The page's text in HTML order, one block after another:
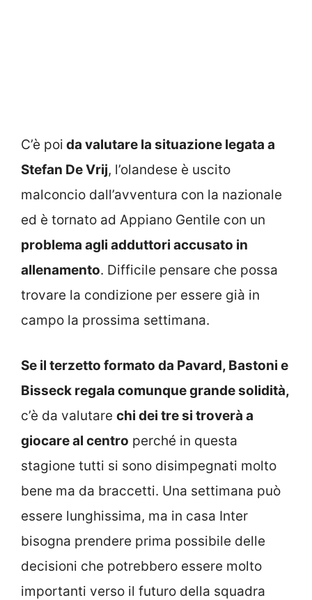
C’è poi da valutare la situazione legata a
Stefan De Vrij, l’olandese è uscito
malconcio dall’avventura con la nazionale
ed è tornato ad Appiano Gentile con un
problema agli adduttori accusato in
allenamento. Difficile pensare che possa
trovare la condizione per essere già in
campo la prossima settimana.
Se il terzetto formato da Pavard, Bastoni e
Bisseck regala comunque grande solidità,
c’è da valutare chi dei tre si troverà a
giocare al centro perché in questa
stagione tutti si sono disimpegnati molto
bene ma da braccetti. Una settimana può
essere lunghissima, ma in casa Inter
bisogna prendere prima possibile delle
decisioni che potrebbero essere molto
importanti verso il futuro della squadra